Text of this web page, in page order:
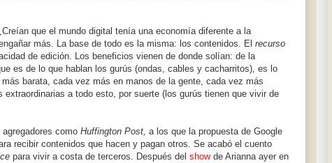
que el mundo digital tenía una economía diferente a la
más. La base de todo es la misma: los contenidos. El recurso
de edición. Los beneficios vienen de donde solían: de la
es de lo que hablan los gurús (ondas, cables y cacharritos), es lo
barata, cada vez más en manos de la gente, cada vez más
extraordinarias a todo esto, por suerte (los gurús tienen que vivir de
como Huffington Post, a los que la propuesta de Google
recibir contenidos que hacen y pagan otros. Se acabó el cuento
para vivir a costa de terceros. Después del showde Arianna ayer en